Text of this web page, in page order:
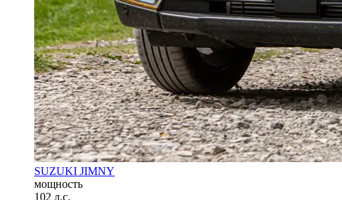
SUZUKI JIMNY
мощность
102 л.с.